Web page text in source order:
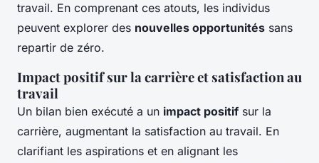
travail. En comprenant ces atouts, les individus
peuvent explorer des nouvelles opportunités sans
repartir de zéro.
Impact positif sur la carrière et satisfaction au
travail
Un bilan bien exécuté a un impact positif sur la
carrière, augmentant la satisfaction au travail. En
clarifiant les aspirations et en alignant les